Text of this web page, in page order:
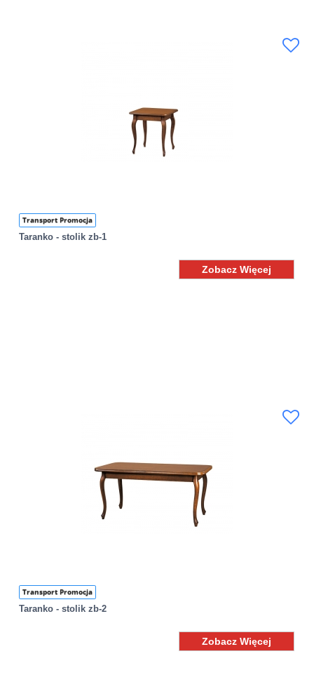
Transport Promocja
Taranko - stolik zb-1
Zobacz Więcej
Transport Promocja
Taranko - stolik zb-2
Zobacz Więcej